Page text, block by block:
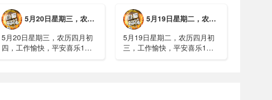
一煤矿爆炸已致8人死亡，井
下38人正在全力搜救3、张国
清赶赴山......
常住地提供基本公共服务的实
施意见》2、珠江流域进入“龙
舟水”降雨......
5月20日星期三，农历四月初四，工作愉快，平安喜乐
5月20日星期三，农历四月初
四，工作愉快，平安喜乐1、
5月19日星期二，农历四月初三，工作愉快，平安喜乐
5月19日星期二，农历四月初
三，工作愉快，平安喜乐1、